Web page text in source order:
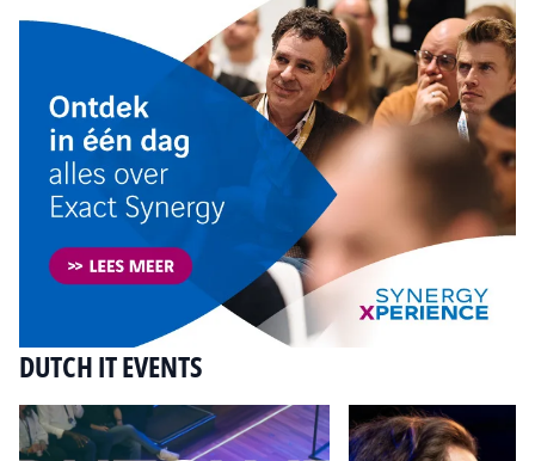
DUTCH IT EVENTS